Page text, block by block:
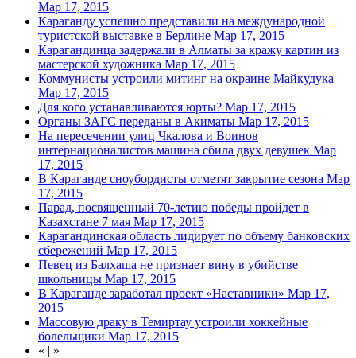
Мар 17, 2015
Караганду успешно представили на международной
туристской выставке в Берлине Мар 17, 2015
Карагандинца задержали в Алматы за кражу картин из
мастерской художника Мар 17, 2015
Коммунисты устроили митинг на окраине Майкудука
Мар 17, 2015
Для кого устанавливаются юрты? Мар 17, 2015
Органы ЗАГС переданы в Акиматы Мар 17, 2015
На пересечении улиц Чкалова и Воинов
интернационалистов машина сбила двух девушек Мар
17, 2015
В Караганде сноубордисты отметят закрытие сезона Мар
17, 2015
Парад, посвященный 70-летию победы пройдет в
Казахстане 7 мая Мар 17, 2015
Карагандинская область лидирует по объему банковских
сбережений Мар 17, 2015
Певец из Балхаша не признает вину в убийстве
школьницы Мар 17, 2015
В Караганде заработал проект «Наставники» Мар 17,
2015
Массовую драку в Темиртау устроили хоккейные
болельщики Мар 17, 2015
« | »